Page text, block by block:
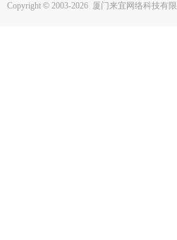
Copyright © 2003-2026 厦门来宜网络科技有